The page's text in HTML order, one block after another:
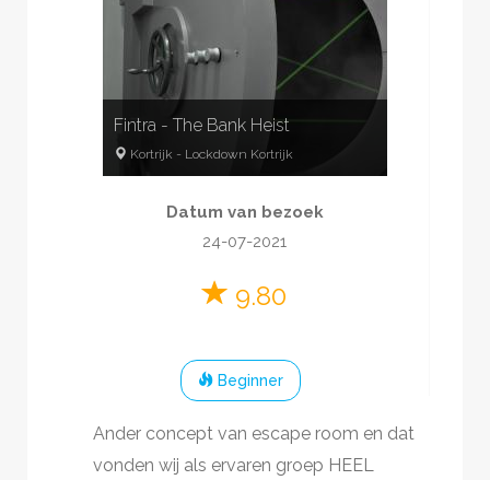
Fintra - The Bank Heist
Kortrijk - Lockdown Kortrijk
Datum van bezoek
24-07-2021
9.80
Beginner
Ander concept van escape room en dat
vonden wij als ervaren groep HEEL